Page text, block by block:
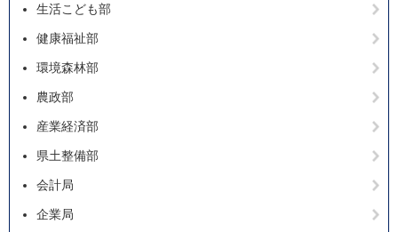
生活こども部
健康福祉部
環境森林部
農政部
産業経済部
県土整備部
会計局
企業局